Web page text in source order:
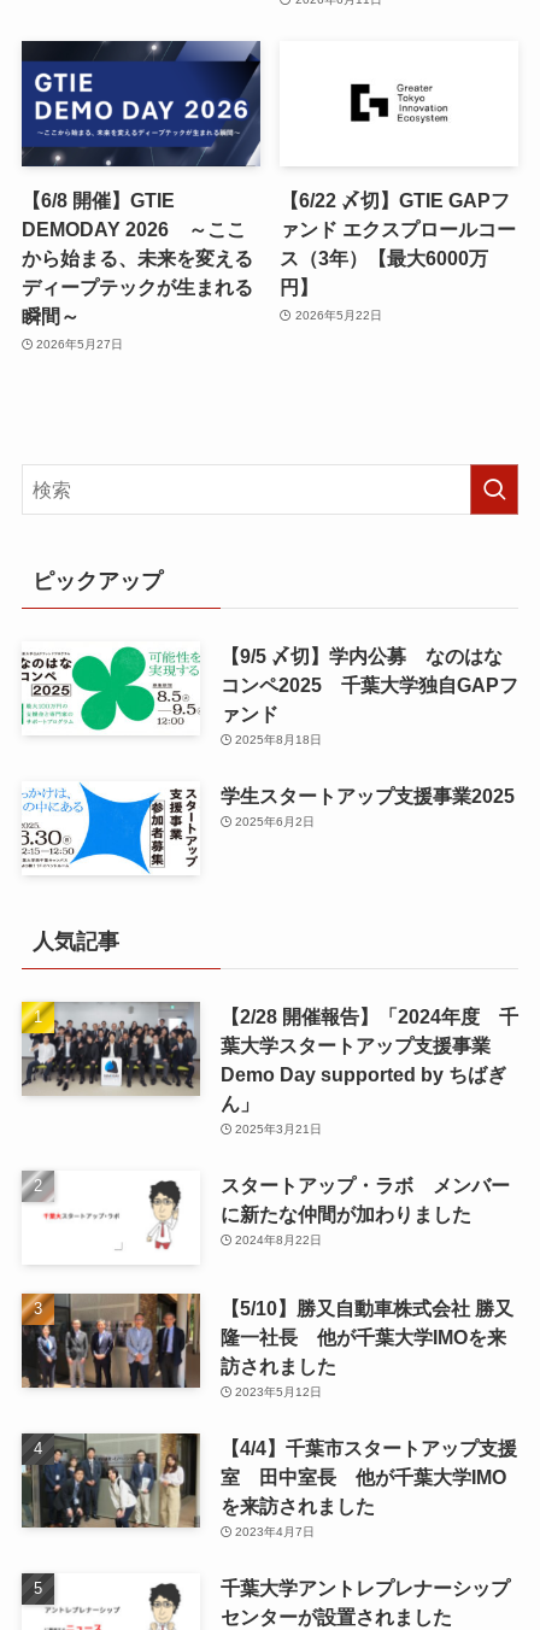
【6/8 開催】GTIE
DEMODAY 2026 ～ここ
から始まる、未来を変える
ディープテックが生まれる
瞬間～
2026年5月27日
【6/22 〆切】GTIE GAPフ
ァンド エクスプロールコー
ス（3年）【最大6000万
円】
2026年5月22日
ピックアップ
【9/5 〆切】学内公募 なのはな
コンペ2025 千葉大学独自GAPフ
ァンド
2025年8月18日
学生スタートアップ支援事業2025
2025年6月2日
人気記事
【2/28 開催報告】「2024年度 千
葉大学スタートアップ支援事業
Demo Day supported by ちばぎ
ん」
2025年3月21日
スタートアップ・ラボ メンバー
に新たな仲間が加わりました
2024年8月22日
【5/10】勝又自動車株式会社 勝又
隆一社長 他が千葉大学IMOを来
訪されました
2023年5月12日
【4/4】千葉市スタートアップ支援
室 田中室長 他が千葉大学IMO
を来訪されました
2023年4月7日
千葉大学アントレプレナーシップ
センターが設置されました